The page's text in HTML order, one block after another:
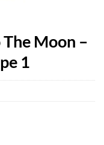
The Moon –
1